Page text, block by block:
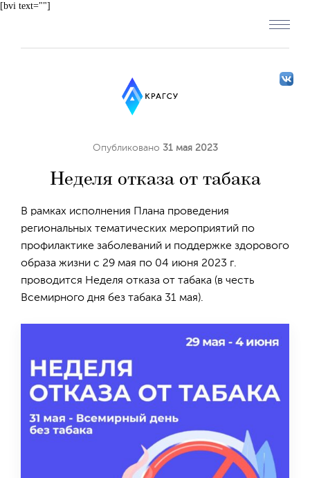
[bvi text=""]
Опубликовано 31 мая 2023
Неделя отказа от табака
В рамках исполнения Плана проведения
региональных тематических мероприятий по
профилактике заболеваний и поддержке здорового
образа жизни с 29 мая по 04 июня 2023 г.
проводится Неделя отказа от табака (в честь
Всемирного дня без табака 31 мая).